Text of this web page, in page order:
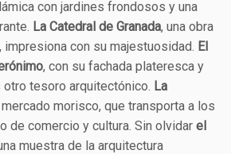
con jardines frondosos y una
La Catedral de Granada, una obra
con su majestuosidad. El
, con su fachada plateresca y
tesoro arquitectónico. La
mercado morisco, que transporta a los
de comercio y cultura. Sin olvidar el
muestra de la arquitectura